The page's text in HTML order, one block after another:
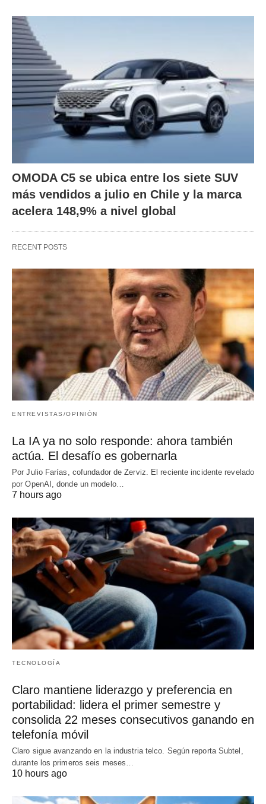
OMODA C5 se ubica entre los siete SUV
más vendidos a julio en Chile y la marca
acelera 148,9% a nivel global
RECENT POSTS
ENTREVISTAS/OPINIÓN
La IA ya no solo responde: ahora también
actúa. El desafío es gobernarla
Por Julio Farías, cofundador de Zerviz. El reciente incidente revelado
por OpenAI, donde un modelo…
7 hours ago
TECNOLOGÍA
Claro mantiene liderazgo y preferencia en
portabilidad: lidera el primer semestre y
consolida 22 meses consecutivos ganando en
telefonía móvil
Claro sigue avanzando en la industria telco. Según reporta Subtel,
durante los primeros seis meses…
10 hours ago